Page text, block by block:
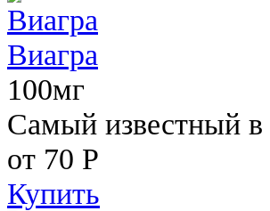
Виагра
100мг
Самый известный в
от 70 Р
Купить